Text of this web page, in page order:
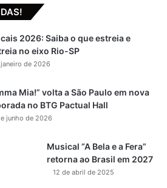
2026: Saiba o que estreia e
no eixo Rio-SP
janeiro de 2026
Mia!” volta a São Paulo em nova
no BTG Pactual Hall
junho de 2026
Musical “A Bela e a Fera”
retorna ao Brasil em 2027
12 de abril de 2025